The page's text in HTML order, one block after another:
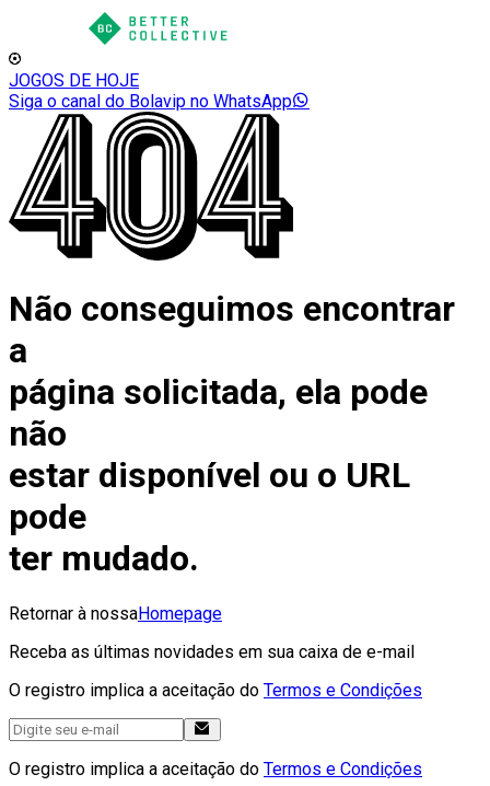
JOGOS DE HOJE
Siga o canal do Bolavip no WhatsApp
Não conseguimos encontrar
a
página solicitada, ela pode
não
estar disponível ou o URL
pode
ter mudado.
Retornar à nossaHomepage
Receba as últimas novidades em sua caixa de e-mail
O registro implica a aceitação do Termos e Condições
O registro implica a aceitação do Termos e Condições